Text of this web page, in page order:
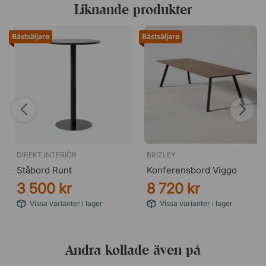
Liknande produkter
Bästsäljare
DIREKT INTERIÖR
Ståbord Runt
3 500 kr
Vissa varianter i lager
Bästsäljare
BRIZLEY
Konferensbord Viggo
8 720 kr
Vissa varianter i lager
Andra kollade även på